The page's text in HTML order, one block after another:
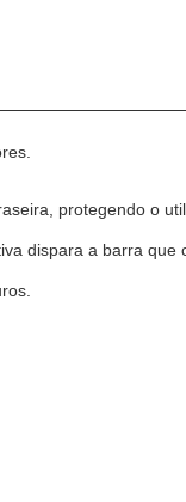
protegendo o
dispara a barra